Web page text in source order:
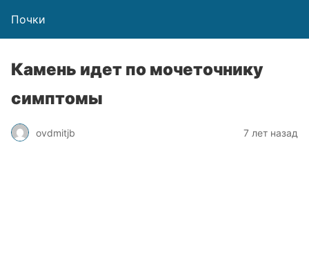
Почки
Камень идет по мочеточнику
симптомы
ovdmitjb 7 лет назад